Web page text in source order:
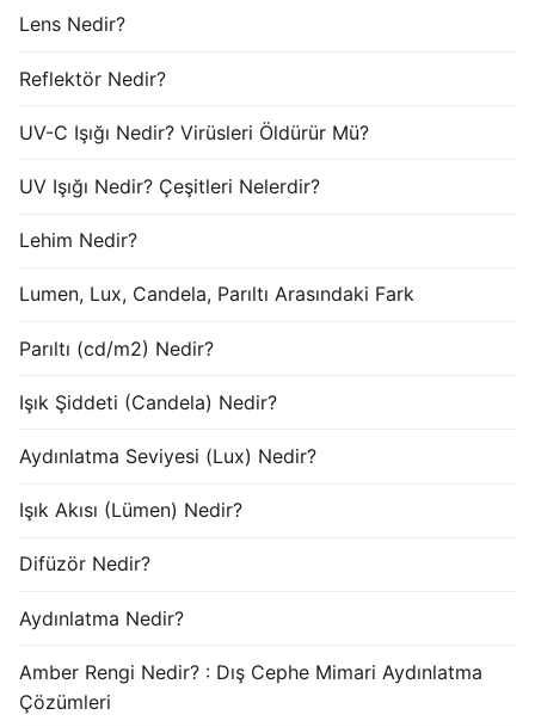
Lens Nedir?
Reflektör Nedir?
UV-C Işığı Nedir? Virüsleri Öldürür Mü?
UV Işığı Nedir? Çeşitleri Nelerdir?
Lehim Nedir?
Lumen, Lux, Candela, Parıltı Arasındaki Fark
Parıltı (cd/m2) Nedir?
Işık Şiddeti (Candela) Nedir?
Aydınlatma Seviyesi (Lux) Nedir?
Işık Akısı (Lümen) Nedir?
Difüzör Nedir?
Aydınlatma Nedir?
Amber Rengi Nedir? : Dış Cephe Mimari Aydınlatma
Çözümleri